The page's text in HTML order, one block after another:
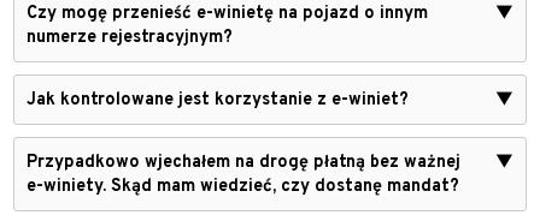
Czy mogę przenieść e-winietę na pojazd o innym
numerze rejestracyjnym?
▼
Jak kontrolowane jest korzystanie z e-winiet? ▼
Przypadkowo wjechałem na drogę płatną bez ważnej
e-winiety. Skąd mam wiedzieć, czy dostanę mandat?
▼